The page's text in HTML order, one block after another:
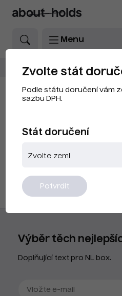
Menu
.aboutholds.com Výrobci
Výběr těch
Doplňující text pro NL box.
Zvolte stát
Podle státu doručení vám
sazbu DPH.
Stát doručení
Potvrdit